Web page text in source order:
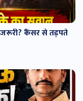
जरूरी? कैंसर से तड़पते